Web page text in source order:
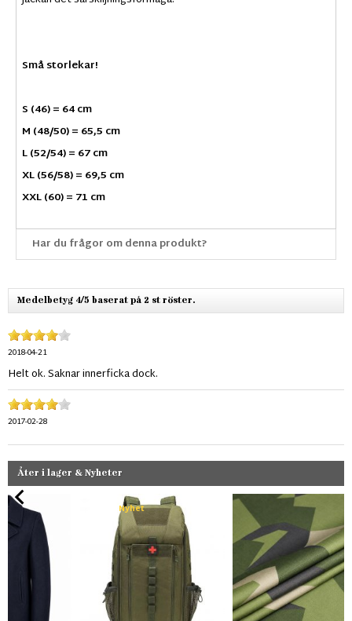
Små storlekar!
S (46) = 64 cm
M (48/50) = 65,5 cm
L (52/54) = 67 cm
XL (56/58) = 69,5 cm
XXL (60) = 71 cm
Har du frågor om denna produkt?
Medelbetyg 4/5 baserat på 2 st röster.
2018-04-21
Helt ok. Saknar innerficka dock.
2017-02-28
Åter i lager & Nyheter
Nyhet